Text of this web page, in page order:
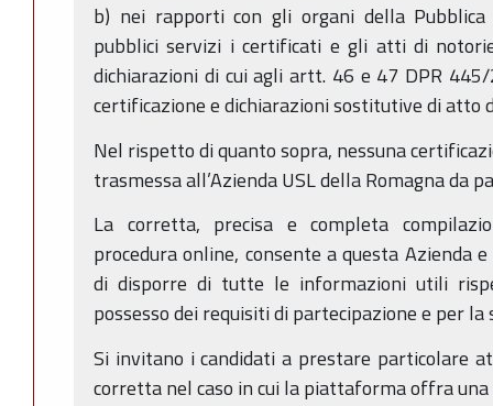
b) nei rapporti con gli organi della
pubblici servizi i certificati e gli atti di
dichiarazioni di cui agli artt. 46 e 47 DPR
certificazione e dichiarazioni sostitutive di atto
Nel rispetto di quanto sopra, nessuna
trasmessa all’Azienda USL della Romagna da
La corretta, precisa e completa
procedura online, consente a questa Azienda
di disporre di tutte le informazioni utili
possesso dei requisiti di partecipazione e per
Si invitano i candidati a prestare particolare
corretta nel caso in cui la piattaforma offra